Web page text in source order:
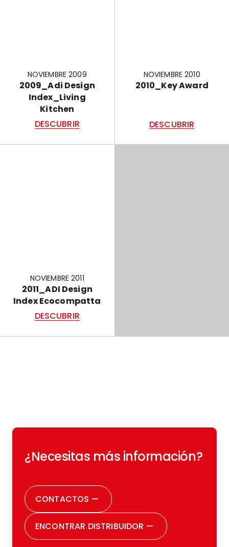
NOVIEMBRE 2009
2009_Adi Design
Index_Living
Kitchen
DESCUBRIR
NOVIEMBRE 2010
2010_Key Award
DESCUBRIR
NOVIEMBRE 2011
2011_ADI Design
Index Ecocompatta
DESCUBRIR
¿Necesitas más información?
CONTACTOS —
ENCONTRAR DISTRIBUIDOR —